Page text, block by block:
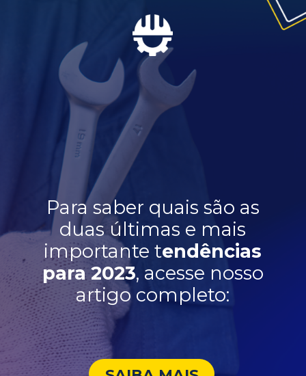
Para saber quais são as
duas últimas e mais
importante tendências
para 2023, acesse nosso
artigo completo: